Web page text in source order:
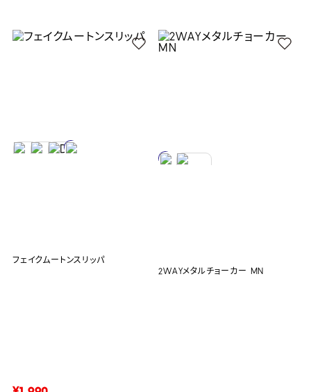
フェイクムートンスリッパ
2WAYメタルチョーカー MN